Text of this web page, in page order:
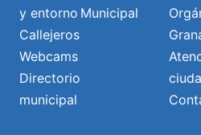
y entorno
Callejeros
Webcams
Directorio
municipal
Municipal